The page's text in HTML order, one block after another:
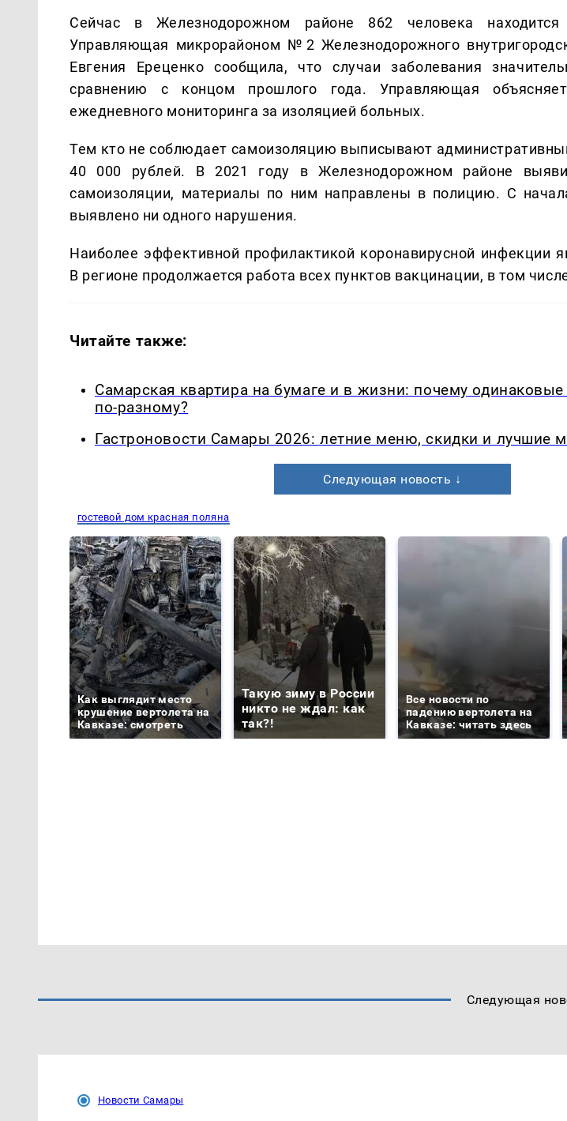
Сейчас в Железнодорожном районе 862 человека
Управляющая микрорайоном №2 Железнодорожного
Евгения Ереценко сообщила, что случаи заболевания
сравнению с концом прошлого года. Управляющая
ежедневного мониторинга за изоляцией больных.
Тем кто не соблюдает самоизоляцию выписывают
40 000 рублей. В 2021 году в Железнодорожном районе
самоизоляции, материалы по ним направлены в полицию. С
выявлено ни одного нарушения.
Наиболее эффективной профилактикой коронавирусной инфекции
В регионе продолжается работа всех пунктов вакцинации, в том
Читайте также:
Самарская квартира на бумаге и в жизни: почему
по-разному?
Гастроновости Самары 2026: летние меню, скидки и лучшие
Следующая новость ↓
гостевой дом красная поляна
Как выглядит место
крушение вертолета на
Кавказе: смотреть
Такую зиму в России
никто не ждал: как
так?!
Все новости по
падению вертолета на
Кавказе: читать здесь
Следующая
Новости Самары